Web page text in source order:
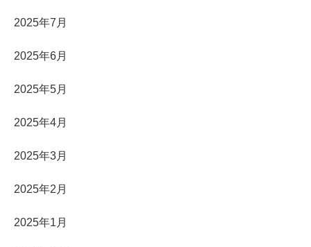
2025年7月
2025年6月
2025年5月
2025年4月
2025年3月
2025年2月
2025年1月